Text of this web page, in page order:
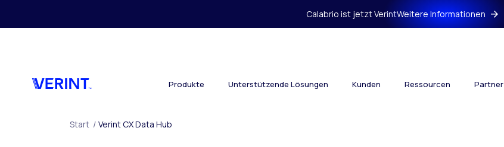
Calabrio ist jetzt VerintWeitere Informationen
Produkte Unterstützende Lösungen Kunden Ressourcen Partner
Start / Verint CX Data Hub